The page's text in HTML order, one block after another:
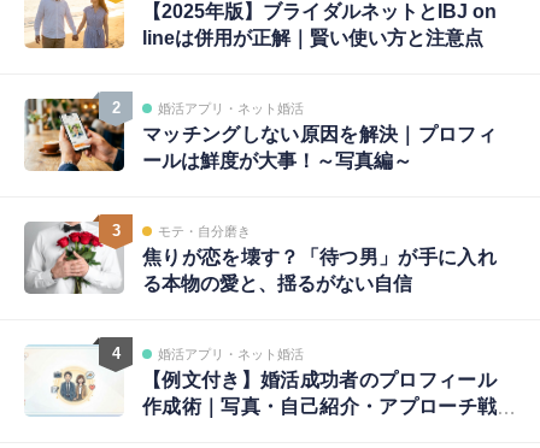
【2025年版】ブライダルネットとIBJ on
lineは併用が正解｜賢い使い方と注意点
2 婚活アプリ・ネット婚活
マッチングしない原因を解決｜プロフィ
ールは鮮度が大事！～写真編～
3 モテ・自分磨き
焦りが恋を壊す？「待つ男」が手に入れ
る本物の愛と、揺るがない自信
4 婚活アプリ・ネット婚活
【例文付き】婚活成功者のプロフィール
作成術｜写真・自己紹介・アプローチ戦